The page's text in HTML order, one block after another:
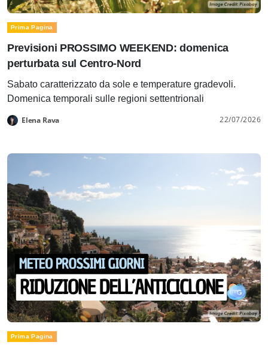
Prima Pagina
Previsioni PROSSIMO WEEKEND: domenica
perturbata sul Centro-Nord
Sabato caratterizzato da sole e temperature gradevoli.
Domenica temporali sulle regioni settentrionali
Elena Rava 22/07/2026
Prima Pagina